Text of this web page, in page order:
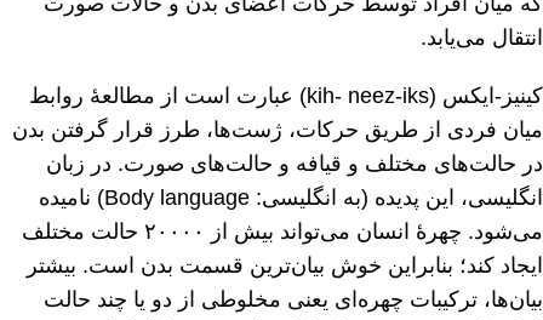
انتقال می‌یابد.
کینیز-ایکس (kih- neez-iks) عبارت است از مطالعهٔ روابط
میان فردی از طریق حرکات، ژست‌ها، طرز قرار گرفتن بدن
در حالت‌های مختلف و قیافه و حالت‌های صورت. در زبان
انگلیسی، این پدیده (به انگلیسی: Body language) نامیده
می‌شود. چهرهٔ انسان می‌تواند بیش از ۲۰۰۰۰ حالت مختلف
ایجاد کند؛ بنابراین خوش بیان‌ترین قسمت بدن است. بیشتر
بیان‌ها، ترکیبات چهره‌ای یعنی مخلوطی از دو یا چند حالت